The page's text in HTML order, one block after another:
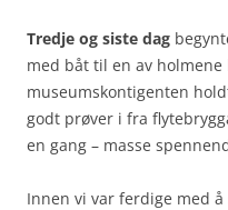
Tredje og siste dag
med båt til en av holmene
museumskontigenten
godt prøver i fra
en gang – masse
Innen vi var ferdige med